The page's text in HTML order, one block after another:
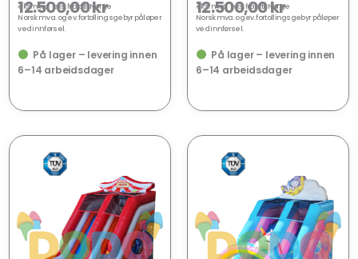
12.500,00kr
eks. mva · eks.frakttil Norge
Norsk mva. og ev. fortollingsgebyr påløper
ved innførsel.
På lager – levering innen
6–14 arbeidsdager
12.500,00kr
eks. mva · eks.frakttil Norge
Norsk mva. og ev. fortollingsgebyr påløper
ved innførsel.
På lager – levering innen
6–14 arbeidsdager